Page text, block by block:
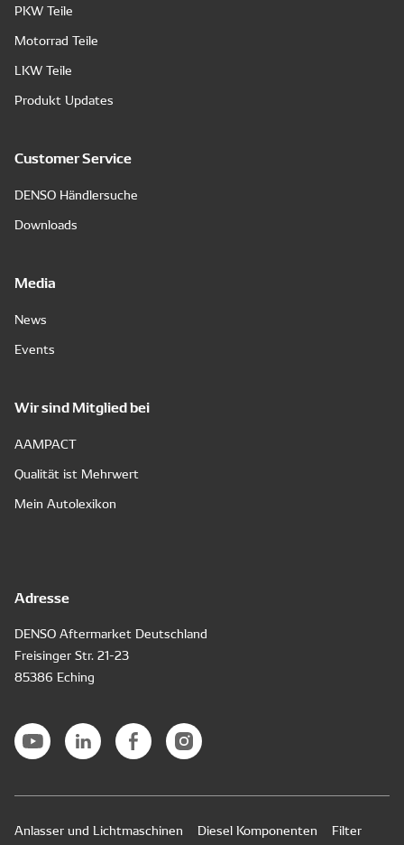
PKW Teile
Motorrad Teile
LKW Teile
Produkt Updates
Customer Service
DENSO Händlersuche
Downloads
Media
News
Events
Wir sind Mitglied bei
AAMPACT
Qualität ist Mehrwert
Mein Autolexikon
Adresse
DENSO Aftermarket Deutschland
Freisinger Str. 21-23
85386 Eching
Anlasser und Lichtmaschinen Diesel Komponenten Filter